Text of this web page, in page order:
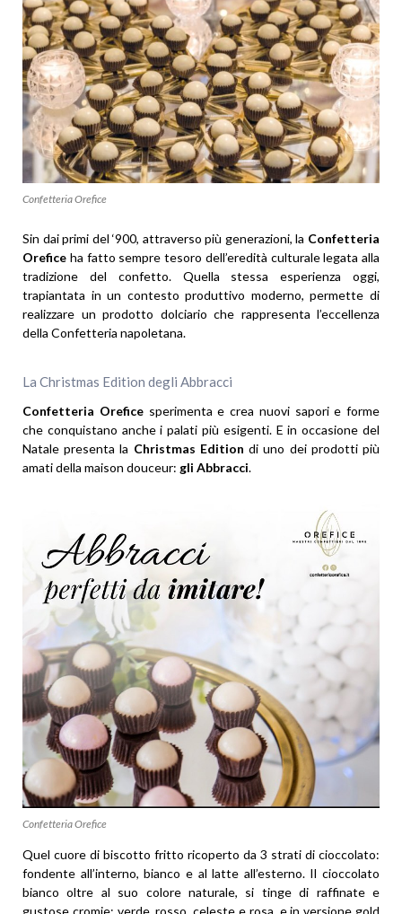
Confetteria Orefice
Sin dai primi del ‘900, attraverso più generazioni, la Confetteria
Orefice ha fatto sempre tesoro dell’eredità culturale legata alla
tradizione del confetto. Quella stessa esperienza oggi,
trapiantata in un contesto produttivo moderno, permette di
realizzare un prodotto dolciario che rappresenta l’eccellenza
della Confetteria napoletana.
La Christmas Edition degli Abbracci
Confetteria Oreficesperimenta e crea nuovi sapori e forme
che conquistano anche i palati più esigenti. E in occasione del
Natale presenta la Christmas Edition di uno dei prodotti più
amati della maison douceur: gli Abbracci.
Confetteria Orefice
Quel cuore di biscotto fritto ricoperto da 3 strati di cioccolato:
fondente all’interno, bianco e al latte all’esterno. Il cioccolato
bianco oltre al suo colore naturale, si tinge di raffinate e